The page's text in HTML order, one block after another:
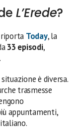
L’Erede?
riporta Today, la
33 episodi,
è diversa.
trasmesse
appuntamenti,